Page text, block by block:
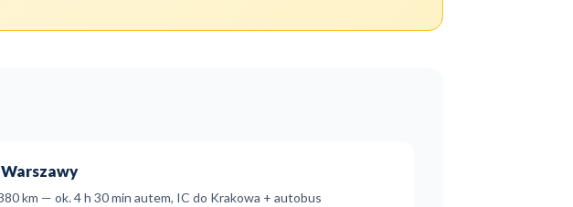
km — ok. 4 h 30 min autem, IC do Krakowa + autobus